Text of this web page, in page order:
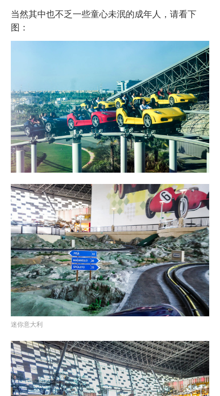
当然其中也不乏一些童心未泯的成年人，请看下
图：
迷你意大利